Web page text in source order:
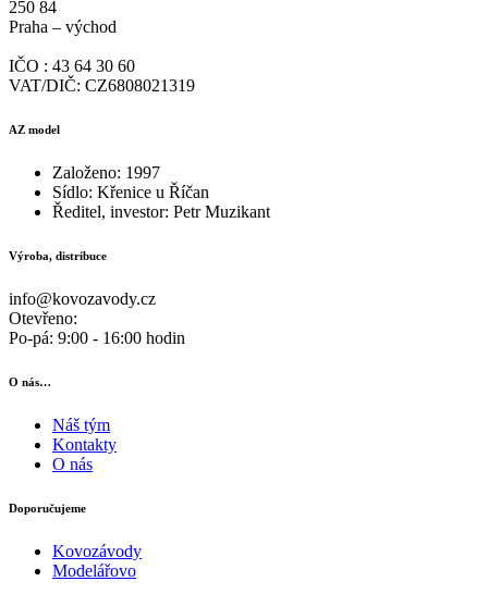
250 84
Praha – východ
IČO : 43 64 30 60
VAT/DIČ: CZ6808021319
AZ model
Založeno: 1997
Sídlo: Křenice u Říčan
Ředitel, investor: Petr Muzikant
Výroba, distribuce
info@kovozavody.cz
Otevřeno:
Po-pá: 9:00 - 16:00 hodin
O nás…
Náš tým
Kontakty
O nás
Doporučujeme
Kovozávody
Modelářovo